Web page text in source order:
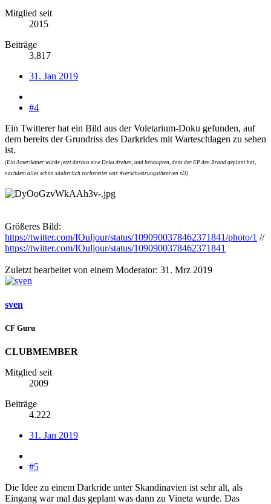
Mitglied seit
2015
Beiträge
3.817
31. Jan 2019
#4
Ein Twitterer hat ein Bild aus der Voletarium-Doku gefunden, auf
dem bereits der Grundriss des Darkrides mit Warteschlagen zu sehen
ist.
(Ein Amerikaner würde jetzt daraus eine Doku drehen, und behaupten, dass der EP den Brand geplant hat,
nachdem alles schön säuberlich vorbereitet war. #verschwörungstheorien xD)
Größeres Bild:
https://twitter.com/IOuljour/status/1090900378462371841/photo/1 //
https://twitter.com/IOuljour/status/1090900378462371841
Zuletzt bearbeitet von einem Moderator: 31. Mrz 2019
sven
CF Guru
CLUBMEMBER
Mitglied seit
2009
Beiträge
4.222
31. Jan 2019
#5
Die Idee zu einem Darkride unter Skandinavien ist sehr alt, als
Eingang war mal das geplant was dann zu Vineta wurde. Das